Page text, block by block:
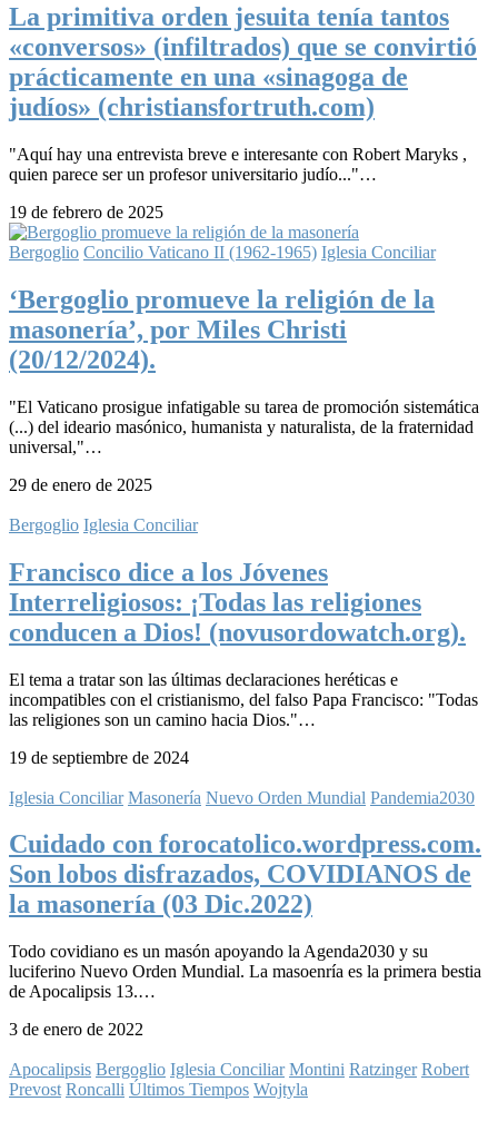
La primitiva orden jesuita tenía tantos
«conversos» (infiltrados) que se convirtió
prácticamente en una «sinagoga de
judíos» (christiansfortruth.com)
"Aquí hay una entrevista breve e interesante con Robert Maryks ,
quien parece ser un profesor universitario judío..."…
19 de febrero de 2025
Bergoglio Concilio Vaticano II (1962-1965) Iglesia Conciliar
‘Bergoglio promueve la religión de la
masonería’, por Miles Christi
(20/12/2024).
"El Vaticano prosigue infatigable su tarea de promoción sistemática
(...) del ideario masónico, humanista y naturalista, de la fraternidad
universal,"…
29 de enero de 2025
Bergoglio Iglesia Conciliar
Francisco dice a los Jóvenes
Interreligiosos: ¡Todas las religiones
conducen a Dios! (novusordowatch.org).
El tema a tratar son las últimas declaraciones heréticas e
incompatibles con el cristianismo, del falso Papa Francisco: "Todas
las religiones son un camino hacia Dios."…
19 de septiembre de 2024
Iglesia Conciliar Masonería Nuevo Orden Mundial Pandemia2030
Cuidado con forocatolico.wordpress.com.
Son lobos disfrazados, COVIDIANOS de
la masonería (03 Dic.2022)
Todo covidiano es un masón apoyando la Agenda2030 y su
luciferino Nuevo Orden Mundial. La masoenría es la primera bestia
de Apocalipsis 13.…
3 de enero de 2022
Apocalipsis Bergoglio Iglesia Conciliar Montini Ratzinger Robert
Prevost Roncalli Últimos Tiempos Wojtyla